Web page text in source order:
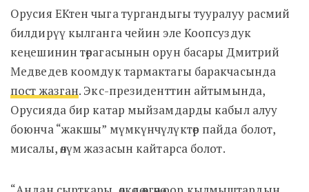
Орусия ЕКтен чыга тургандыгы тууралуу расмий
билдирүү кылганга чейин эле Коопсуздук
кеңешинин төрагасынын орун басары Дмитрий
Медведев коомдук тармактагы баракчасында
пост жазган. Экс-президенттин айтымында,
Орусияда бир катар мыйзамдарды кабыл алуу
боюнча “жакшы” мүмкүнчүлүктөр пайда болот,
мисалы, өлүм жазасын кайтарса болот.